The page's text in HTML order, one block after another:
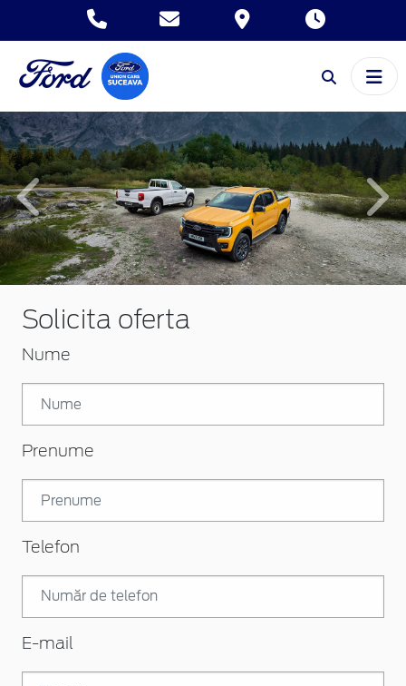
Inapoi
Solicita oferta
Nume
Prenume
Telefon
E-mail